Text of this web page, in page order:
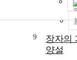
9
장자의
양설